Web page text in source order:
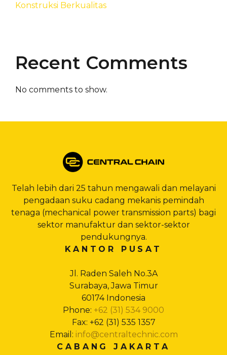
Konstruksi Berkualitas
Recent Comments
No comments to show.
Telah lebih dari 25 tahun mengawali dan melayani
pengadaan suku cadang mekanis pemindah
tenaga (mechanical power transmission parts) bagi
sektor manufaktur dan sektor-sektor
pendukungnya.
KANTOR PUSAT
Jl. Raden Saleh No.3A
Surabaya, Jawa Timur
60174 Indonesia
Phone: +62 (31) 534 9000
Fax: +62 (31) 535 1357
Email: info@centraltechnic.com
CABANG JAKARTA